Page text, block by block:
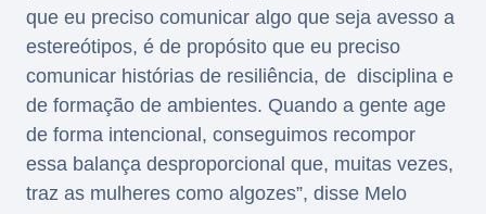
que eu preciso comunicar algo que seja avesso a
estereótipos, é de propósito que eu preciso
comunicar histórias de resiliência, de disciplina e
de formação de ambientes. Quando a gente age
de forma intencional, conseguimos recompor
essa balança desproporcional que, muitas vezes,
traz as mulheres como algozes”, disse Melo